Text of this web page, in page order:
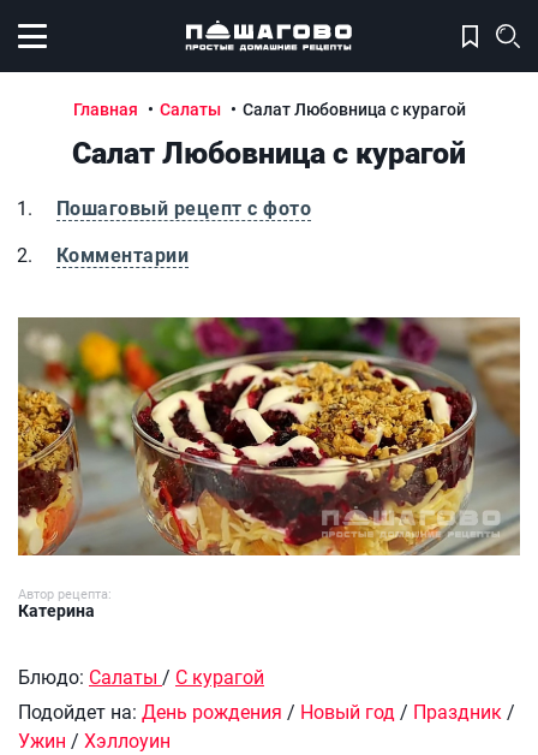
Открыть меню
Главная Салаты Салат Любовница с курагой
Салат Любовница с курагой
Пошаговый рецепт с фото
Комментарии
Салат Любовница с курагой
Автор рецепта:
Катерина
Блюдо: Салаты / С курагой
Подойдет на: День рождения / Новый год/ Праздник/
Ужин / Хэллоуин